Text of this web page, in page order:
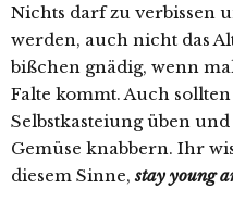
Nichts darf zu verbissen
werden, auch nicht das
bißchen gnädig, wenn
Falte kommt. Auch
Selbstkasteiung üben
Gemüse knabbern. Ihr
diesem Sinne,stay young